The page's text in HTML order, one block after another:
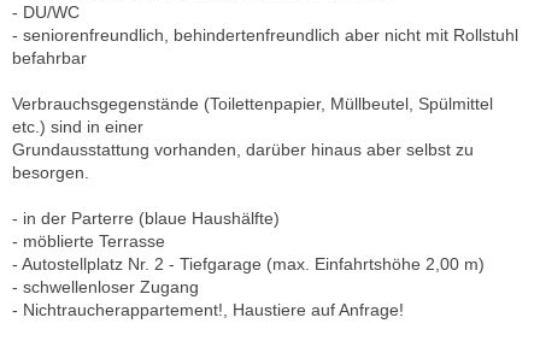
- DU/WC
- seniorenfreundlich, behindertenfreundlich aber nicht mit Rollstuhl
befahrbar
Verbrauchsgegenstände (Toilettenpapier, Müllbeutel, Spülmittel
etc.) sind in einer
Grundausstattung vorhanden, darüber hinaus aber selbst zu
besorgen.
- in der Parterre (blaue Haushälfte)
- möblierte Terrasse
- Autostellplatz Nr. 2 - Tiefgarage (max. Einfahrtshöhe 2,00 m)
- schwellenloser Zugang
- Nichtraucherappartement!, Haustiere auf Anfrage!